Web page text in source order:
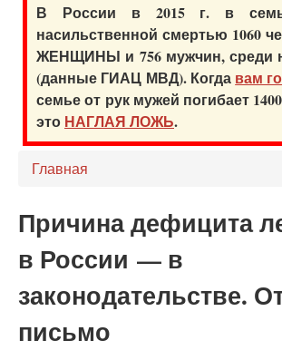
В России в 2015 г. в
насильственной смертью 1060
ЖЕНЩИНЫ и 756 мужчин, среди
(данные ГИАЦ МВД). Когда вам
семье от рук мужей погибает
это НАГЛАЯ ЛОЖЬ.
Главная
Причина дефицита
в России — в
законодательстве.
письмо